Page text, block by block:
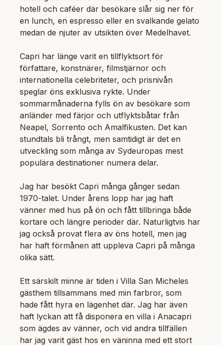
hotell och caféer där besökare slår sig ner för
en lunch, en espresso eller en svalkande gelato
medan de njuter av utsikten över Medelhavet.
Capri har länge varit en tillflyktsort för
författare, konstnärer, filmstjärnor och
internationella celebriteter, och prisnivån
speglar öns exklusiva rykte. Under
sommarmånaderna fylls ön av besökare som
anländer med färjor och utflyktsbåtar från
Neapel, Sorrento och Amalfikusten. Det kan
stundtals bli trångt, men samtidigt är det en
utveckling som många av Sydeuropas mest
populära destinationer numera delar.
Jag har besökt Capri många gånger sedan
1970-talet. Under årens lopp har jag haft
vänner med hus på ön och fått tillbringa både
kortare och längre perioder där. Naturligtvis har
jag också provat flera av öns hotell, men jag
har haft förmånen att uppleva Capri på många
olika sätt.
Ett särskilt minne är tiden i Villa San Micheles
gästhem tillsammans med min farbror, som
hade fått hyra en lägenhet där. Jag har även
haft lyckan att få disponera en villa i Anacapri
som ägdes av vänner, och vid andra tillfällen
har jag varit gäst hos en väninna med ett stort